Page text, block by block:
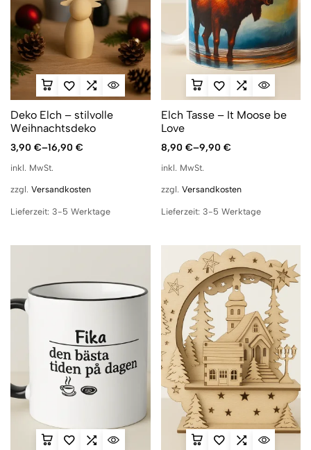
Deko Elch – stilvolle
Weihnachtsdeko
3,90 €–16,90 €
inkl. MwSt.
zzgl. Versandkosten
Lieferzeit: 3-5 Werktage
Elch Tasse – It Moose be
Love
8,90 €–9,90 €
inkl. MwSt.
zzgl. Versandkosten
Lieferzeit: 3-5 Werktage